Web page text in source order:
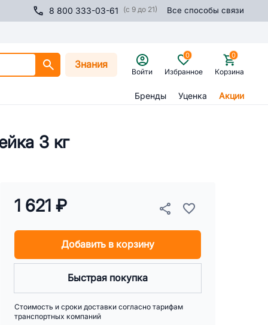
8 800 333-03-61 (с 9 до 21) Все способы связи
Знания
Войти Избранное
0
Корзина
0
Бренды Уценка Акции
3 кг
1 621 ₽
Добавить в корзину
Быстрая покупка
Стоимость и сроки доставки согласно тарифам
транспортных компаний